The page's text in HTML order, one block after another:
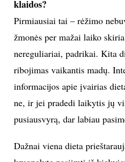
Ar egzistuoja universalios,
mitybos taisyklės, o gal
individualizuota?
Bendros sveikos mitybos
daugumai, tačiau visada
sudarytą mitybos programą,
sutrikimams.
Kokios yra dažniausiai
Pirmiausiai tai – rėžimo